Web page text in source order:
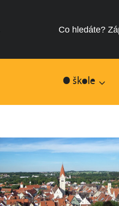
Co hledáte?
O škole